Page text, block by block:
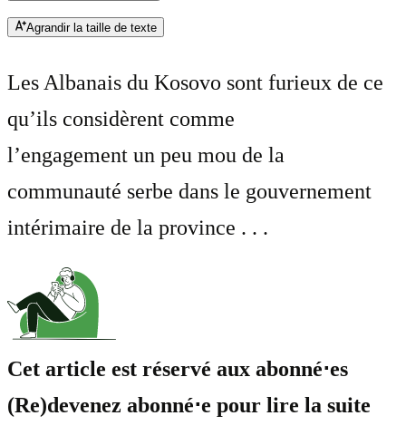
Agrandir la taille de texte
Les Albanais du Kosovo sont furieux de ce
qu’ils considèrent comme
l’engagement un peu mou de la
communauté serbe dans le gouvernement
intérimaire de la province . . .
Cet article est réservé aux abonné⋅es
(Re)devenez abonné⋅e pour lire la suite